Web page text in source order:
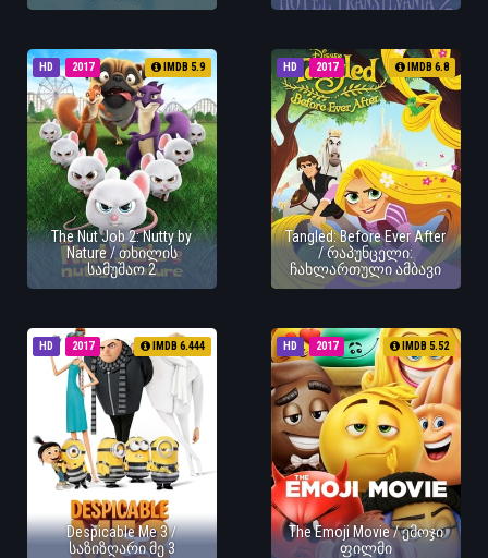
HD 2017 IMDB 5.9
The Nut Job 2: Nutty by
Nature / თხილის
სამუშაო 2
HD 2017 IMDB 6.8
Tangled: Before Ever After
/ რაპუნცელი:
ჩახლართული ამბავი
HD 2017 IMDB 6.444
Despicable Me 3 /
საზიზღარი მე 3
HD 2017 IMDB 5.52
The Emoji Movie / ემოჯი
ფილმი